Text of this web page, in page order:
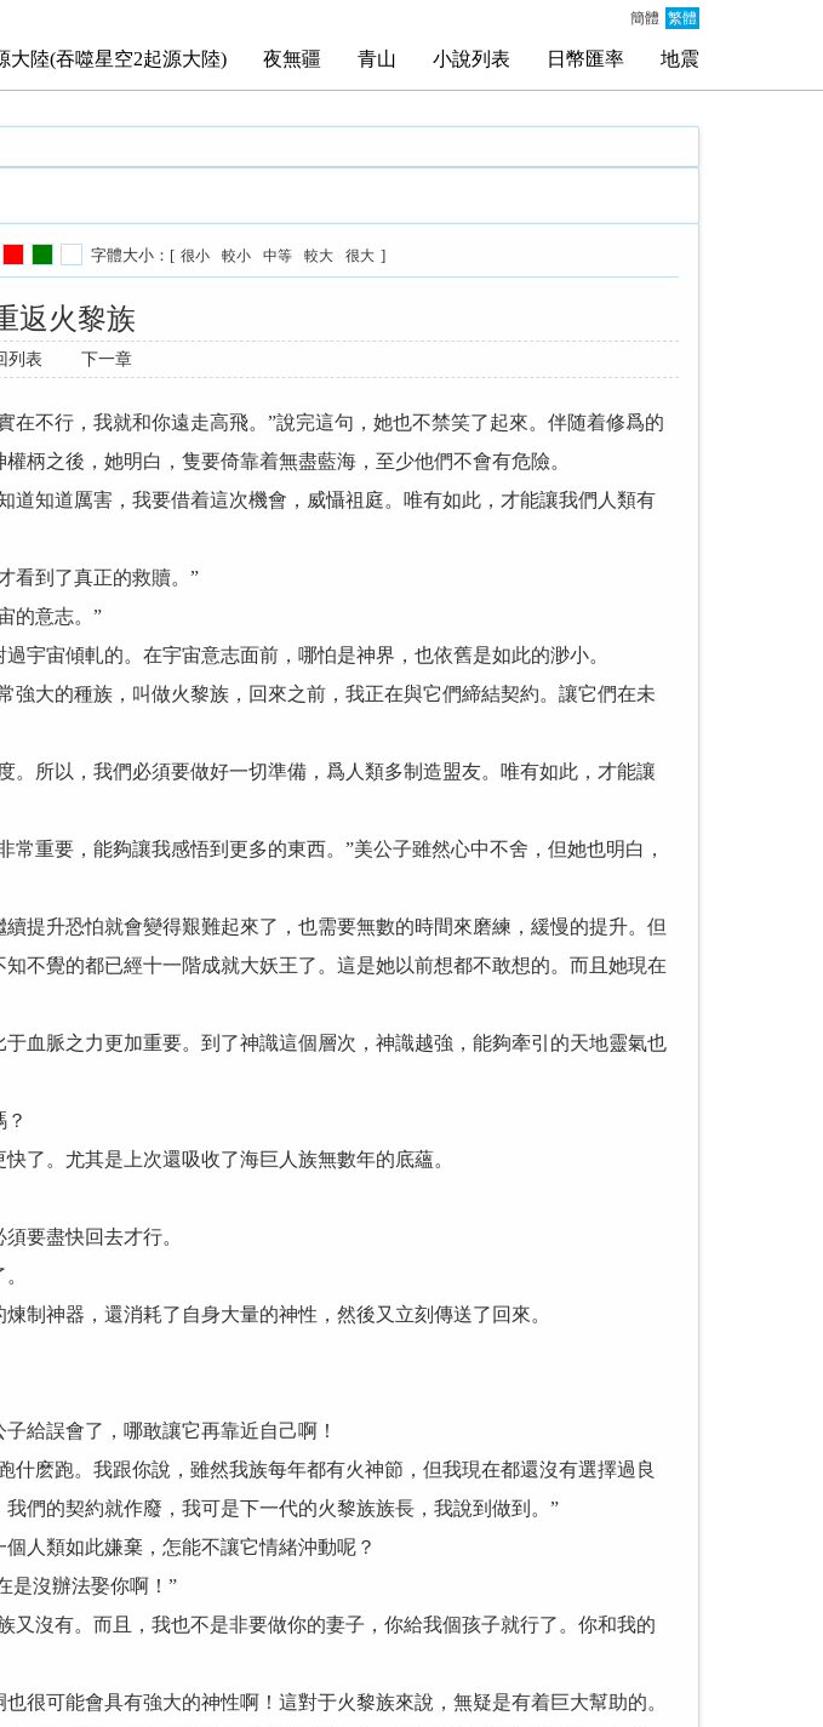
簡體 繁體
大陸(吞噬星空2起源大陸) 夜無疆 青山 小說列表 日幣匯率 地震
字體大小：[ 很小 較小 中等 較大 很大 ]
返火黎族
列表 下一章
不行，我就和你遠走高飛。”說完這句，她也不禁笑了起來。伴随着修爲的
柄之後，她明白，隻要倚靠着無盡藍海，至少他們不會有危險。
知道厲害，我要借着這次機會，威懾祖庭。唯有如此，才能讓我們人類有
看到了真正的救贖。”
的意志。”
宇宙傾軋的。在宇宙意志面前，哪怕是神界，也依舊是如此的渺小。
大的種族，叫做火黎族，回來之前，我正在與它們締結契約。讓它們在未
所以，我們必須要做好一切準備，爲人類多制造盟友。唯有如此，才能讓
重要，能夠讓我感悟到更多的東西。”美公子雖然心中不舍，但她也明白，
提升恐怕就會變得艱難起來了，也需要無數的時間來磨練，緩慢的提升。但
不覺的都已經十一階成就大妖王了。這是她以前想都不敢想的。而且她現在
血脈之力更加重要。到了神識這個層次，神識越強，能夠牽引的天地靈氣也
了。尤其是上次還吸收了海巨人族無數年的底蘊。
要盡快回去才行。
制神器，還消耗了自身大量的神性，然後又立刻傳送了回來。
給誤會了，哪敢讓它再靠近自己啊！
麽跑。我跟你說，雖然我族每年都有火神節，但我現在都還沒有選擇過良
們的契約就作廢，我可是下一代的火黎族族長，我說到做到。”
人類如此嫌棄，怎能不讓它情緒沖動呢？
是沒辦法娶你啊！”
沒有。而且，我也不是非要做你的妻子，你給我個孩子就行了。你和我的
很可能會具有強大的神性啊！這對于火黎族來說，無疑是有着巨大幫助的。